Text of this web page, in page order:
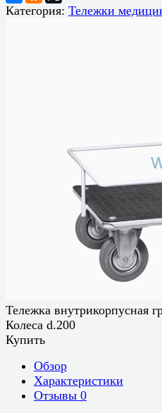
Категория: Тележки
Тележка внутрикорпусная
Колеса d.200
Купить
Обзор
Характеристики
Отзывы 0